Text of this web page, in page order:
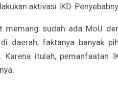
aktivasi IKD.
memang sudah ada MoU
daerah, faktanya banyak
Karena itulah,